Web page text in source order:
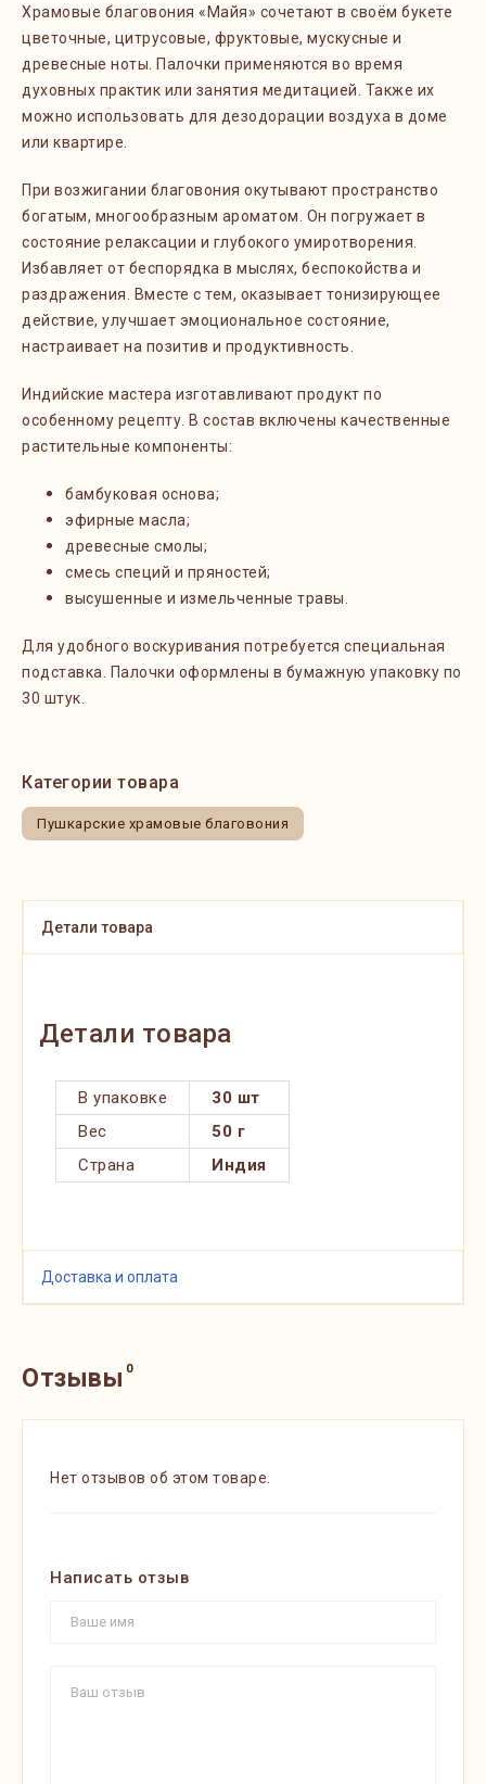
Храмовые благовония «Майя» сочетают в своём букете
цветочные, цитрусовые, фруктовые, мускусные и
древесные ноты. Палочки применяются во время
духовных практик или занятия медитацией. Также их
можно использовать для дезодорации воздуха в доме
или квартире.
При возжигании благовония окутывают пространство
богатым, многообразным ароматом. Он погружает в
состояние релаксации и глубокого умиротворения.
Избавляет от беспорядка в мыслях, беспокойства и
раздражения. Вместе с тем, оказывает тонизирующее
действие, улучшает эмоциональное состояние,
настраивает на позитив и продуктивность.
Индийские мастера изготавливают продукт по
особенному рецепту. В состав включены качественные
растительные компоненты:
бамбуковая основа;
эфирные масла;
древесные смолы;
смесь специй и пряностей;
высушенные и измельченные травы.
Для удобного воскуривания потребуется специальная
подставка. Палочки оформлены в бумажную упаковку по
30 штук.
Категории товара
Пушкарские храмовые благовония
Детали товара
Детали товара
В упаковке
30 шт
Вес
50 г
Страна
Индия
Доставка и оплата
Отзывы 0
Нет отзывов об этом товаре.
Написать отзыв